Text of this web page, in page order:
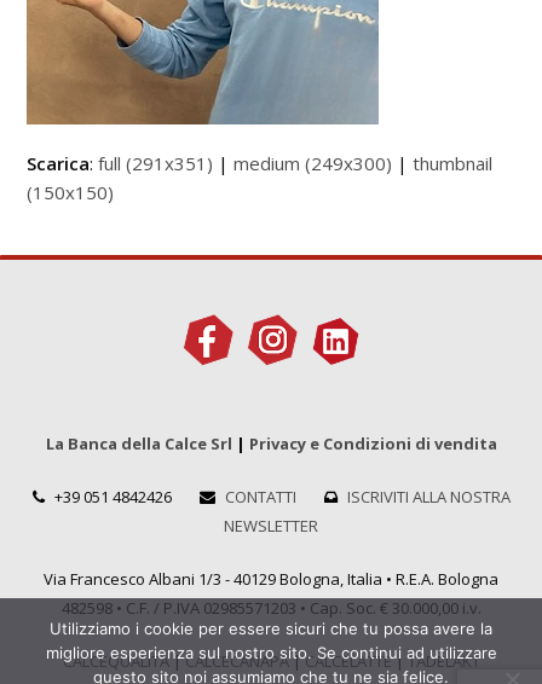
Scarica:full (291x351) |medium (249x300) |thumbnail
(150x150)
La Banca della Calce Srl | Privacy e Condizioni di vendita
+39 051 4842426 CONTATTI
ISCRIVITI ALLA NOSTRA
NEWSLETTER
Via Francesco Albani 1/3 - 40129 Bologna, Italia • R.E.A. Bologna
482598 • C.F. / P.IVA 02985571203 • Cap. Soc. € 30.000,00 i.v.
CALCEQUALITÀ|CALCECANAPA|CALCELATTE|TADELAKT
Utilizziamo i cookie per essere sicuri che tu possa avere la
migliore esperienza sul nostro sito. Se continui ad utilizzare
questo sito noi assumiamo che tu ne sia felice.